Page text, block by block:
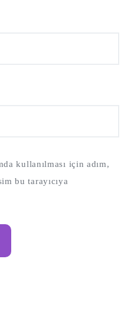
kullanılması için adım,
bu tarayıcıya